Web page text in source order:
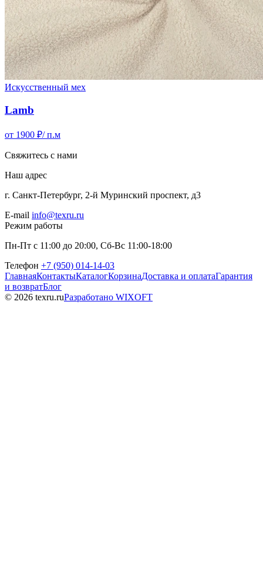
Искусственный мех
Lamb
от 1900 ₽/ п.м
Свяжитесь с нами
Наш адрес
г. Санкт-Петербург, 2-й Муринский проспект, д3
E-mail info@texru.ru
Режим работы
Пн-Пт с 11:00 до 20:00, Сб-Вс 11:00-18:00
Телефон +7 (950) 014-14-03
ГлавнаяКонтактыКаталогКорзинаДоставка и оплатаГарантия
и возвратБлог
© 2026 texru.ruРазработано WIXOFT